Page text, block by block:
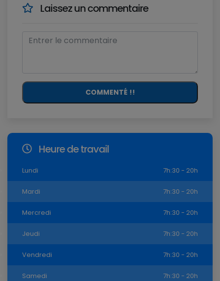
Laissez un commentaire
COMMENTÉ !!
Heure de travail
Lundi 7h:30 - 20h
Mardi 7h:30 - 20h
Mercredi 7h:30 - 20h
Jeudi 7h:30 - 20h
Vendredi 7h:30 - 20h
Samedi 7h:30 - 20h